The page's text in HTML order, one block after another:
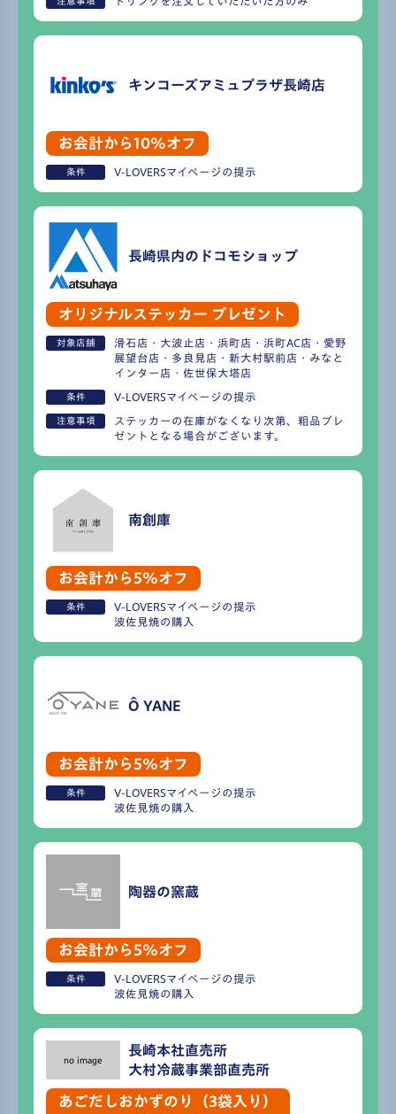
キンコーズアミュプラザ長崎店
お会計から10%オフ
条件 V-LOVERSマイページの提示
長崎県内のドコモショップ
オリジナルステッカー プレゼント
対象店舗
滑石店・大波止店・浜町店・浜町AC店・愛野
展望台店・多良見店・新大村駅前店・みなと
インター店・佐世保大塔店
条件 V-LOVERSマイページの提示
注意事項
ステッカーの在庫がなくなり次第、粗品プレ
ゼントとなる場合がございます。
南創庫
お会計から5%オフ
条件
V-LOVERSマイページの提示
波佐見焼の購入
Ô YANE
お会計から5%オフ
条件
V-LOVERSマイページの提示
波佐見焼の購入
陶器の窯蔵
お会計から5%オフ
条件
V-LOVERSマイページの提示
波佐見焼の購入
no image
長崎本社直売所
大村冷蔵事業部直売所
あごだしおかずのり（3袋入り）